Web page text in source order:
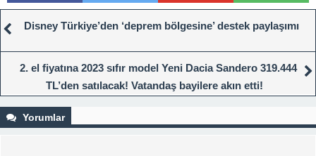
Disney Türkiye’den ‘deprem bölgesine’ destek paylaşımı
2. el fiyatına 2023 sıfır model Yeni Dacia Sandero 319.444
TL’den satılacak! Vatandaş bayilere akın etti!
Yorumlar